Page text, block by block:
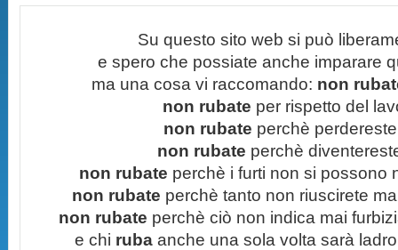
Su questo sito web si può
e spero che possiate anche imparare
ma una cosa vi raccomando: non
non rubate per rispetto del
non rubate perchè
non rubate perchè
non rubate perchè i furti non si possono
non rubate perchè tanto non riuscirete
non rubate perchè ciò non indica mai
e chi ruba anche una sola volta sarà